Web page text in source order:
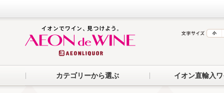
カテゴリーから選ぶ イオン直輸入